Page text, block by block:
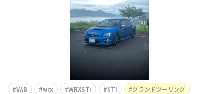
しかったです😋 その次に
VAB wrx WRXSTi STI
グランドツーリング